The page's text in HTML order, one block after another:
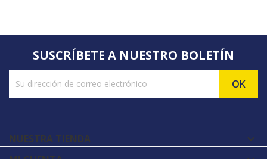
SUSCRÍBETE A NUESTRO BOLETÍN
NUESTRA TIENDA 